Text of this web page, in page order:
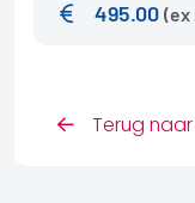
495.00 (ex
Terug